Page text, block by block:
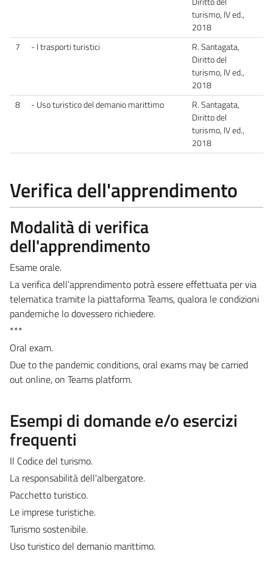
turismo, IV ed.,
2018
7
- I trasporti turistici
R. Santagata,
Diritto del
turismo, IV ed.,
2018
8
- Uso turistico del demanio marittimo
R. Santagata,
Diritto del
turismo, IV ed.,
2018
Verifica dell'apprendimento
Modalità di verifica
dell'apprendimento
Esame orale.
La verifica dell’apprendimento potrà essere effettuata per via
telematica tramite la piattaforma Teams, qualora le condizioni
pandemiche lo dovessero richiedere.
***
Oral exam.
Due to the pandemic conditions, oral exams may be carried
out online, on Teams platform.
Esempi di domande e/o esercizi
frequenti
Il Codice del turismo.
La responsabilità dell'albergatore.
Pacchetto turistico.
Le imprese turistiche.
Turismo sostenibile.
Uso turistico del demanio marittimo.